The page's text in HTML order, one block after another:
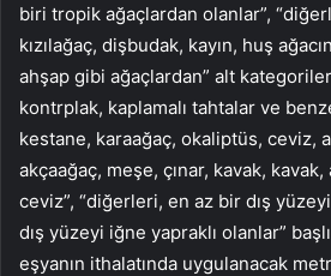
biri tropik ağaçlardan olanlar”,
kızılağaç, dişbudak, kayın, huş
ahşap gibi ağaçlardan” alt
kontrplak, kaplamalı tahtalar ve
kestane, karaağaç, okaliptüs, ceviz,
akçaağaç, meşe, çınar, kavak,
ceviz”, “diğerleri, en az bir dış
dış yüzeyi iğne yapraklı olanlar”
eşyanın ithalatında uygulanacak